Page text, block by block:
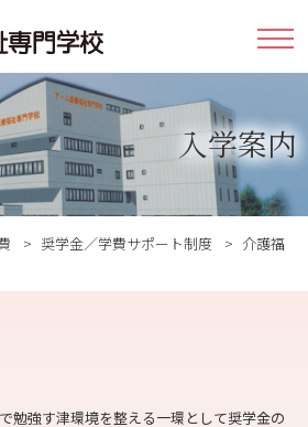
入学案内
奨学金／学費サポート制度
介護福
勉強す津環境を整える一環として奨学金の